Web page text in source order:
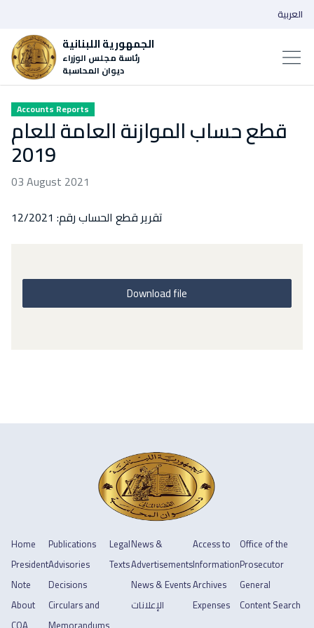
الجمهورية اللبنانية
رئاسة مجلس الوزراء
ديوان المحاسبة
العربية
Accounts Reports
قطع حساب الموازنة العامة للعام
2019
03 August 2021
تقرير قطع الحساب رقم: 12/2021
Download file
Home
President
Note
About
Publications
Advisories
Decisions
Circulars and
Legal
Texts
News &
Advertisements
News & Events
الإعلانات
Access to
Information
Archives
Expenses
Office of the
Prosecutor
General
Content Search